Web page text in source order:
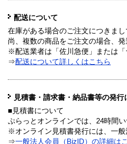
配送について
在庫がある場合のご注文につきま
尚、複数の商品をご注文の場合、
※配送業者は「佐川急便」または
⇒配送について詳しくはこちら
見積書・請求書・納品書等の発行
■見積書について
ぷらっとオンラインでは、24時間
※オンライン見積書発行には、一般
⇒一般法人会員（BizID）の詳細は